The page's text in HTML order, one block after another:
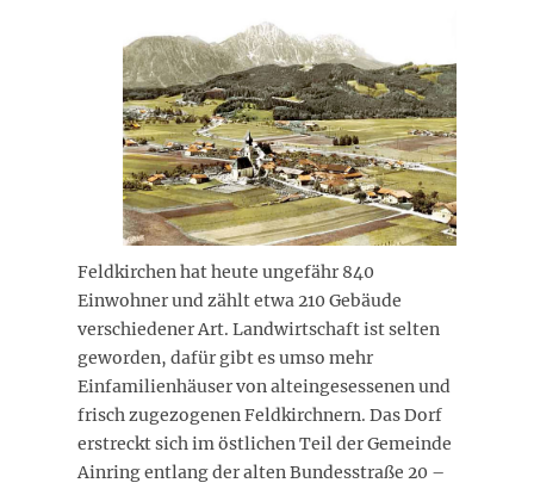
Feldkirchen hat heute ungefähr 840
Einwohner und zählt etwa 210 Gebäude
verschiedener Art. Landwirtschaft ist selten
geworden, dafür gibt es umso mehr
Einfamilienhäuser von alteingesessenen und
frisch zugezogenen Feldkirchnern. Das Dorf
erstreckt sich im östlichen Teil der Gemeinde
Ainring entlang der alten Bundesstraße 20 –